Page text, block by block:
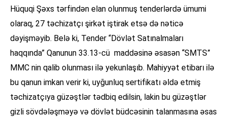
Hüquqi Şəxs tərfindən elan olunmuş tenderlərdə ümumi
olaraq, 27 təchizatçı şirkət iştirak etsə də nəticə
dəyişməyib. Belə ki, Tender “Dövlət Satınalmaları
haqqında” Qanunun 33.13-cü maddəsinə əsasən “SMTS”
MMC nin qalib olunması ilə yekunlaşıb. Mahiyyət etibarı ilə
bu qanun imkan verir ki, uyğunluq sertifikatı əldə etmiş
təchizatçıya güzəştlər tədbiq edilsin, lakin bu güzəştlər
gizli sövdələşməyə və dövlət büdcəsinin talanmasına əsas